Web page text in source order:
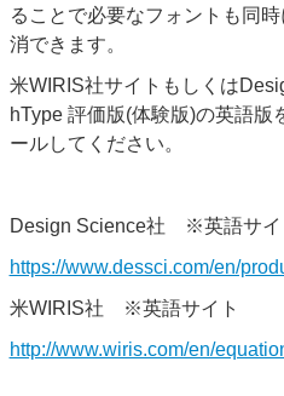
ることで必要なフォントも同
消できます。
米WIRIS社サイトもしくは
hType 評価版(体験版)の英語版
ールしてください。
Design Science社 ※英語サイ
https://www.dessci.com/en/
米WIRIS社 ※英語サイト
http://www.wiris.com/en/